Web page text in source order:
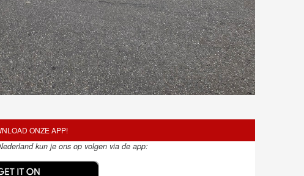
ONZE APP!
kun je ons op volgen via de app: